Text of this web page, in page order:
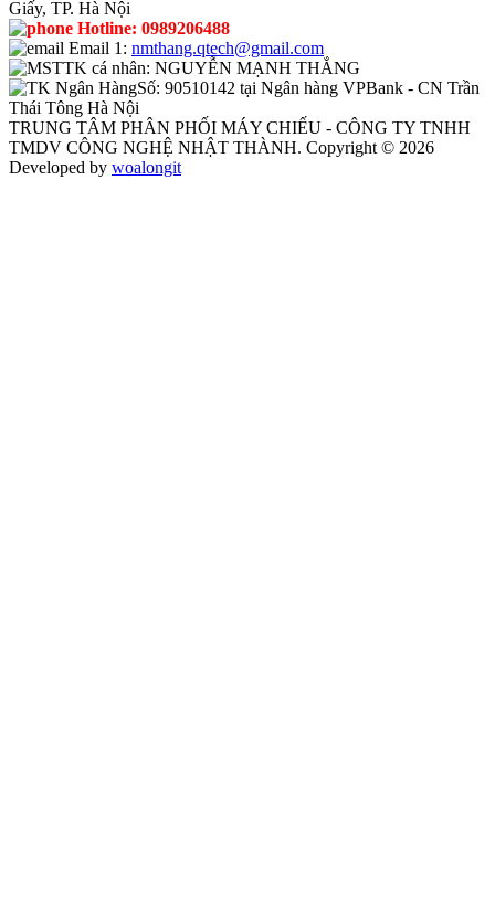
Giấy, TP. Hà Nội
Hotline: 0989206488
Email 1: nmthang.qtech@gmail.com
TK cá nhân: NGUYỄN MẠNH THẮNG
Số: 90510142 tại Ngân hàng VPBank - CN Trần
Thái Tông Hà Nội
TRUNG TÂM PHÂN PHỐI MÁY CHIẾU - CÔNG TY TNHH
TMDV CÔNG NGHỆ NHẬT THÀNH. Copyright © 2026
Developed by woalongit